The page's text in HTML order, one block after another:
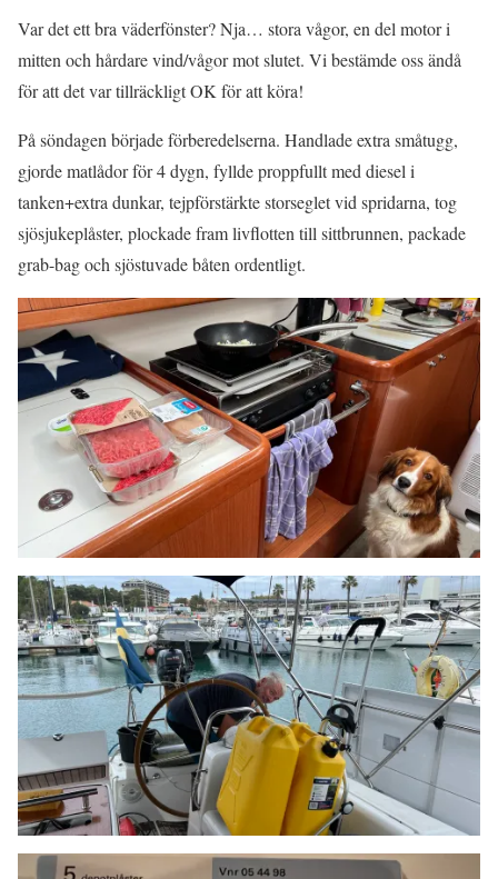
Var det ett bra väderfönster? Nja… stora vågor, en del motor i
mitten och hårdare vind/vågor mot slutet. Vi bestämde oss ändå
för att det var tillräckligt OK för att köra!
På söndagen började förberedelserna. Handlade extra småtugg,
gjorde matlådor för 4 dygn, fyllde proppfullt med diesel i
tanken+extra dunkar, tejpförstärkte storseglet vid spridarna, tog
sjösjukeplåster, plockade fram livflotten till sittbrunnen, packade
grab-bag och sjöstuvade båten ordentligt.